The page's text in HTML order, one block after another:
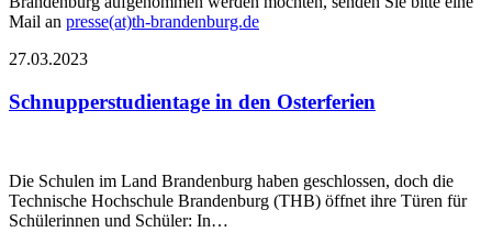
Mail an presse(at)th-brandenburg.de
27.03.2023
Schnupperstudientage in den Osterferien
Die Schulen im Land Brandenburg haben geschlossen, doch die
Technische Hochschule Brandenburg (THB) öffnet ihre Türen für
Schülerinnen und Schüler: In…